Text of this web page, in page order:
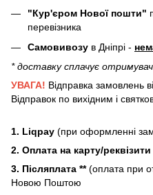
"Кур'єром Нової пошти"
перевізника
Самовивозу в Дніпрі -
* доставку сплачує отримувач
УВАГА! Відправка замовлень
Відправок по вихідним і
1. Liqpay (при оформленні
2. Оплата на карту/реквізити
3. Післяплата **(оплата при
Новою Поштою